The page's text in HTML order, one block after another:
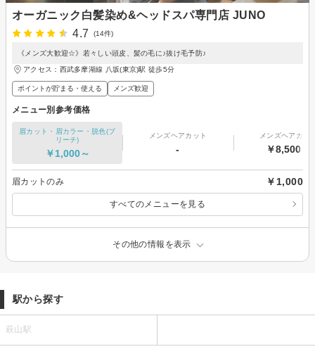
オーガニック白髪染め&ヘッドスパ専門店 JUNO
4.7
(14件)
《メンズ大歓迎☆》若々しい頭皮、髪の毛に♪抜け毛予防♪
アクセス：西武多摩湖線 八坂(東京)駅 徒歩5分
ポイントが貯まる・使える メンズ歓迎
メニュー別参考価格
眉カット・眉カラー・脱色(ブ
リーチ)
￥1,000～
メンズヘアカット
-
メンズヘアカラ
￥8,500～
眉カットのみ ￥1,000
すべてのメニューを見る
その他の情報を表示
駅から探す
萩山駅